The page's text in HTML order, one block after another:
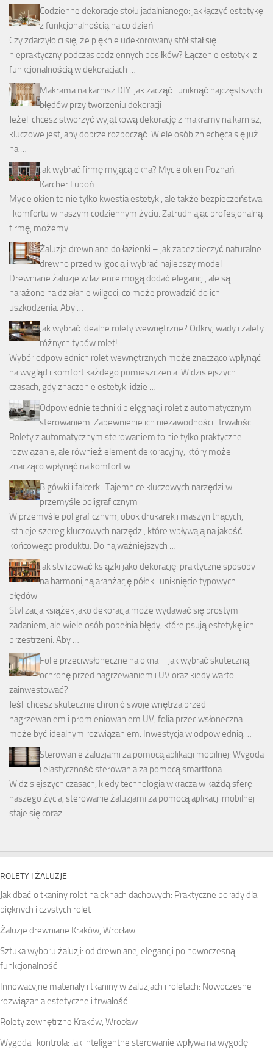
Codzienne dekoracje stołu jadalnianego: jak łączyć estetykę
z funkcjonalnością na co dzień
Czy zdarzyło ci się, że pięknie udekorowany stół stał się
niepraktyczny podczas codziennych posiłków? Łączenie estetyki z
funkcjonalnością w dekoracjach …
Makrama na karnisz DIY: jak zacząć i uniknąć najczęstszych
błędów przy tworzeniu dekoracji
Jeżeli chcesz stworzyć wyjątkową dekorację z makramy na karnisz,
kluczowe jest, aby dobrze rozpocząć. Wiele osób zniechęca się już
na …
Jak wybrać firmę myjącą okna? Mycie okien Poznań.
Karcher Luboń
Mycie okien to nie tylko kwestia estetyki, ale także bezpieczeństwa
i komfortu w naszym codziennym życiu. Zatrudniając profesjonalną
firmę, możemy …
Żaluzje drewniane do łazienki – jak zabezpieczyć naturalne
drewno przed wilgocią i wybrać najlepszy model
Drewniane żaluzje w łazience mogą dodać elegancji, ale są
narażone na działanie wilgoci, co może prowadzić do ich
uszkodzenia. Aby …
Jak wybrać idealne rolety wewnętrzne? Odkryj wady i zalety
różnych typów rolet!
Wybór odpowiednich rolet wewnętrznych może znacząco wpłynąć
na wygląd i komfort każdego pomieszczenia. W dzisiejszych
czasach, gdy znaczenie estetyki idzie …
Odpowiednie techniki pielęgnacji rolet z automatycznym
sterowaniem: Zapewnienie ich niezawodności i trwałości
Rolety z automatycznym sterowaniem to nie tylko praktyczne
rozwiązanie, ale również element dekoracyjny, który może
znacząco wpłynąć na komfort w …
Bigówki i falcerki: Tajemnice kluczowych narzędzi w
przemyśle poligraficznym
W przemyśle poligraficznym, obok drukarek i maszyn tnących,
istnieje szereg kluczowych narzędzi, które wpływają na jakość
końcowego produktu. Do najważniejszych …
Jak stylizować książki jako dekorację: praktyczne sposoby
na harmonijną aranżację półek i uniknięcie typowych
błędów
Stylizacja książek jako dekoracja może wydawać się prostym
zadaniem, ale wiele osób popełnia błędy, które psują estetykę ich
przestrzeni. Aby …
Folie przeciwsłoneczne na okna – jak wybrać skuteczną
ochronę przed nagrzewaniem i UV oraz kiedy warto
zainwestować?
Jeśli chcesz skutecznie chronić swoje wnętrza przed
nagrzewaniem i promieniowaniem UV, folia przeciwsłoneczna
może być idealnym rozwiązaniem. Inwestycja w odpowiednią …
Sterowanie żaluzjami za pomocą aplikacji mobilnej: Wygoda
i elastyczność sterowania za pomocą smartfona
W dzisiejszych czasach, kiedy technologia wkracza w każdą sferę
naszego życia, sterowanie żaluzjami za pomocą aplikacji mobilnej
staje się coraz …
ROLETY I ŻALUZJE
Jak dbać o tkaniny rolet na oknach dachowych: Praktyczne porady dla
pięknych i czystych rolet
Żaluzje drewniane Kraków, Wrocław
Sztuka wyboru żaluzji: od drewnianej elegancji po nowoczesną
funkcjonalność
Innowacyjne materiały i tkaniny w żaluzjach i roletach: Nowoczesne
rozwiązania estetyczne i trwałość
Rolety zewnętrzne Kraków, Wrocław
Wygoda i kontrola: Jak inteligentne sterowanie wpływa na wygodę